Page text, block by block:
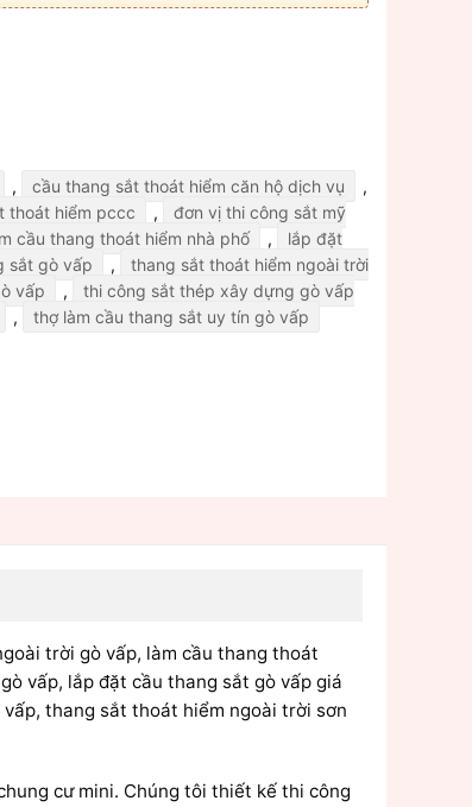
, cầu thang sắt thoát hiểm căn hộ dịch vụ
,
thoát hiểm pccc ,
đơn vị thi công sắt mỹ
cầu thang thoát hiểm nhà phố ,
lắp đặt
sắt gò vấp ,
thang sắt thoát hiểm ngoài trời
vấp ,
thi công sắt thép xây dựng gò vấp
, thợ làm cầu thang sắt uy tín gò vấp
trời gò vấp, làm cầu thang thoát
vấp, lắp đặt cầu thang sắt gò vấp giá
thang sắt thoát hiểm ngoài trời sơn
cư mini. Chúng tôi thiết kế thi công